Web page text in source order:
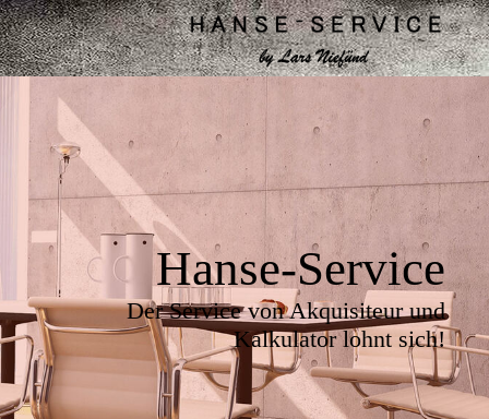
Hanse-Service
Der Service von Akquisiteur und
Kalkulator lohnt sich!